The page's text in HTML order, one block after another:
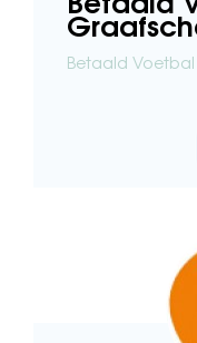
Betaald